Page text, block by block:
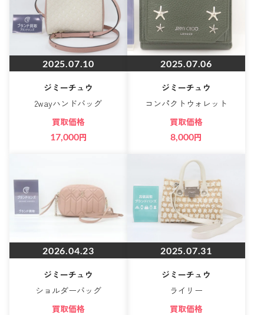
2025.07.10
ジミーチュウ
2wayハンドバッグ
買取価格
17,000円
2025.07.06
ジミーチュウ
コンパクトウォレット
買取価格
8,000円
2026.04.23
ジミーチュウ
ショルダーバッグ
買取価格
2025.07.31
ジミーチュウ
ライリー
買取価格